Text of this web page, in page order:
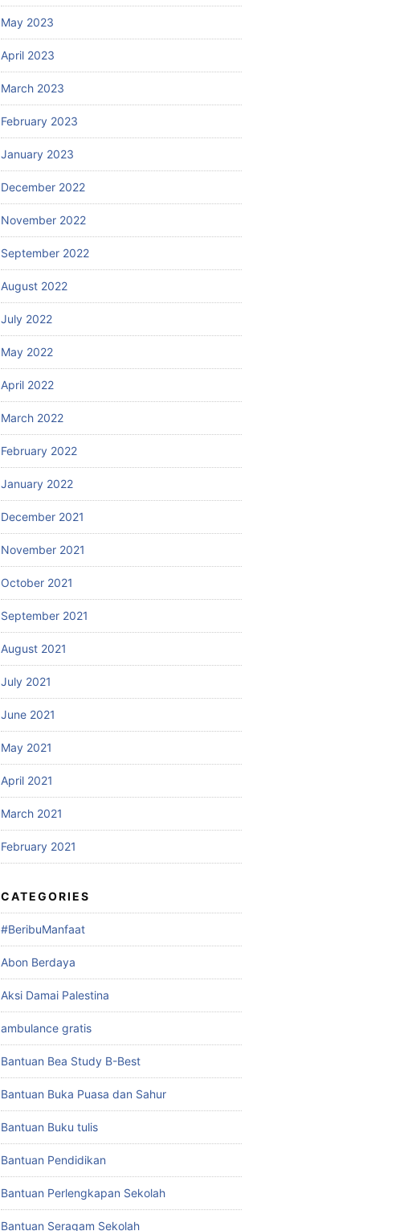
May 2023
April 2023
March 2023
February 2023
January 2023
December 2022
November 2022
September 2022
August 2022
July 2022
May 2022
April 2022
March 2022
February 2022
January 2022
December 2021
November 2021
October 2021
September 2021
August 2021
July 2021
June 2021
May 2021
April 2021
March 2021
February 2021
CATEGORIES
#BeribuManfaat
Abon Berdaya
Aksi Damai Palestina
ambulance gratis
Bantuan Bea Study B-Best
Bantuan Buka Puasa dan Sahur
Bantuan Buku tulis
Bantuan Pendidikan
Bantuan Perlengkapan Sekolah
Bantuan Seragam Sekolah